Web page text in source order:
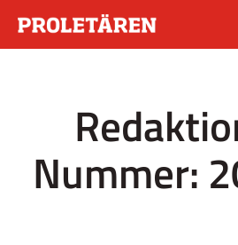
Nummer: